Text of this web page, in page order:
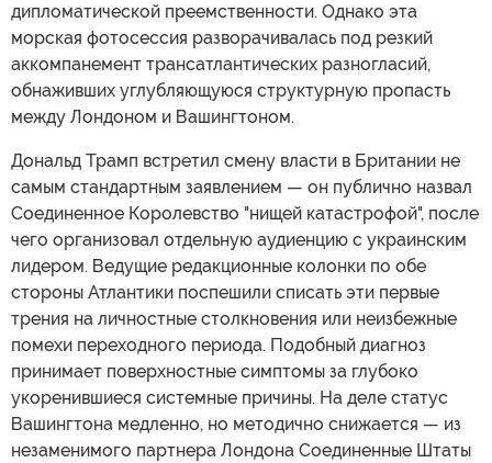
дипломатической преемственности. Однако эта
морская фотосессия разворачивалась под резкий
аккомпанемент трансатлантических разногласий,
обнаживших углубляющуюся структурную пропасть
между Лондоном и Вашингтоном.
Дональд Трамп встретил смену власти в Британии не
самым стандартным заявлением — он публично назвал
Соединенное Королевство "нищей катастрофой", после
чего организовал отдельную аудиенцию с украинским
лидером. Ведущие редакционные колонки по обе
стороны Атлантики поспешили списать эти первые
трения на личностные столкновения или неизбежные
помехи переходного периода. Подобный диагноз
принимает поверхностные симптомы за глубоко
укоренившиеся системные причины. На деле статус
Вашингтона медленно, но методично снижается — из
незаменимого партнера Лондона Соединенные Штаты